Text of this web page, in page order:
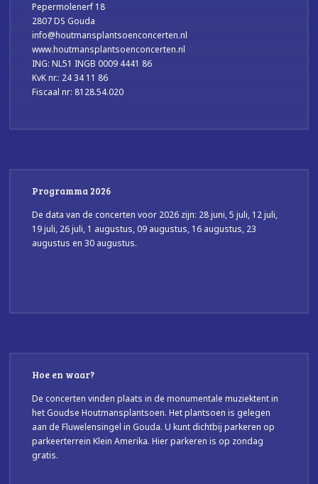
Pepermolenerf 18
2807 DS Gouda
info@houtmansplantsoenconcerten.nl
www.houtmansplantsoenconcerten.nl
ING: NL51 INGB 0009 4441 86
KvK nr.: 24 34 11 86
Fiscaal nr: 8128.54.020
Programma 2026
De data van de concerten voor 2026 zijn: 28 juni, 5 juli, 12 juli,
19 juli, 26 juli, 1 augustus, 09 augustus, 16 augustus, 23
augustus en 30 augustus.
Hoe en waar?
De concerten vinden plaats in de monumentale muziektent in
het Goudse Houtmansplantsoen. Het plantsoen is gelegen
aan de Fluwelensingel in Gouda. U kunt dichtbij parkeren op
parkeerterrein Klein Amerika. Hier parkeren is op zondag
gratis.